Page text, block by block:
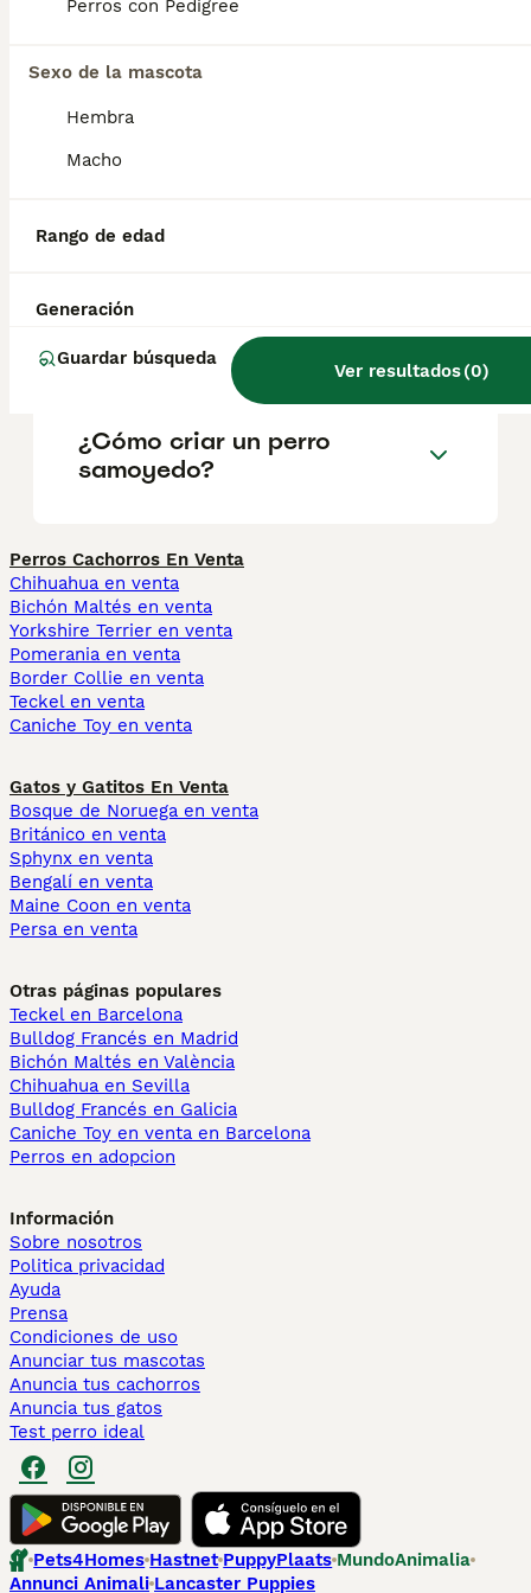
Perros con Pedigree
Sexo de la mascota
Hembra
Macho
Rango de edad
Generación
Guardar búsqueda
Ver resultados(0)
¿Es el samoyedo inteligente?
samoyedo?
¿Qué tamaño tiene un
samoyedo Toy?
¿Cómo criar un perro
samoyedo?
Perros Cachorros En Venta
Chihuahua en venta
Bichón Maltés en venta
Yorkshire Terrier en venta
Pomerania en venta
Border Collie en venta
Teckel en venta
Caniche Toy en venta
Gatos y Gatitos En Venta
Bosque de Noruega en venta
Británico en venta
Sphynx en venta
Bengalí en venta
Maine Coon en venta
Persa en venta
Otras páginas populares
Teckel en Barcelona
Bulldog Francés en Madrid
Bichón Maltés en València
Chihuahua en Sevilla
Bulldog Francés en Galicia
Caniche Toy en venta en Barcelona
Perros en adopcion
Información
Sobre nosotros
Politica privacidad
Ayuda
Prensa
Condiciones de uso
Anunciar tus mascotas
Anuncia tus cachorros
Anuncia tus gatos
Test perro ideal
Pets4Homes Hastnet PuppyPlaats MundoAnimalia
Annunci Animali Lancaster Puppies